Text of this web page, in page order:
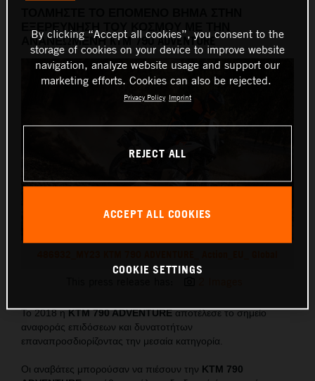
ΕΞΕΡΕΥΝΗΣΗ ΤΟΥ ΚΟΣΜΟΥ ΜΕ ΤΗΝ
ΑΝΑΝΕΩΜΕΝΗ KTM 790 ADVENTURE
Το 2018 ηKTM 790 ADVENTUREαποτέλεσε το σημείο
αναφοράς επιδόσεων και δυνατοτήτων
επαναπροσδιορίζοντας την μεσαία κατηγορία.
Οι αναβάτες μπορούσαν να πιέσουν την KTM 790
By clicking “Accept all cookies”, you consent to the
storage of cookies on your device to improve website
navigation, analyze website usage and support our
marketing efforts. Cookies can also be rejected.
Privacy Policy Imprint
REJECT ALL
ACCEPT ALL COOKIES
COOKIE SETTINGS